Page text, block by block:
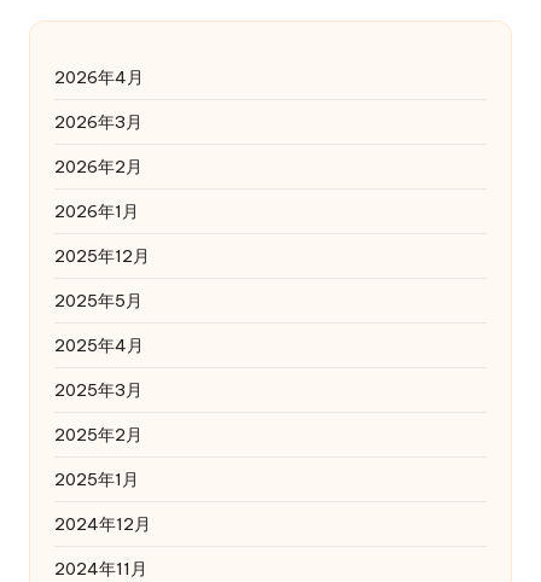
2026年4月
2026年3月
2026年2月
2026年1月
2025年12月
2025年5月
2025年4月
2025年3月
2025年2月
2025年1月
2024年12月
2024年11月